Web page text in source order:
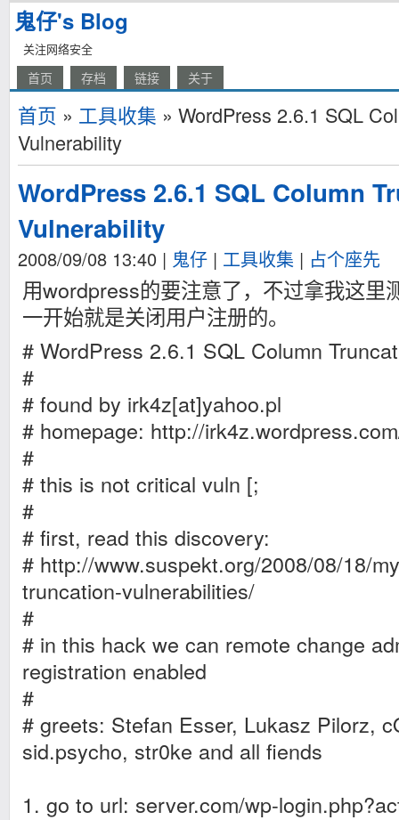
鬼仔's Blog
关注网络安全
首页 存档 链接 关于
首页 » 工具收集 » WordPress 2.6.1 SQL
Vulnerability
WordPress 2.6.1 SQL Column
Vulnerability
2008/09/08 13:40 | 鬼仔 | 工具收集 | 占个座先
用wordpress的要注意了，不过拿我这里
一开始就是关闭用户注册的。
# WordPress 2.6.1 SQL Column
#
# found by irk4z[at]yahoo.pl
# homepage: http://
#
# this is not critical vuln [;
#
# first, read this discovery:
# http://www.suspekt.org/2008/08/18/
truncation-vulnerabilities/
#
# in this hack we can remote change
registration enabled
#
# greets: Stefan Esser, Lukasz Pilorz,
sid.psycho, str0ke and all fiends
1. go to url: server.com/wp-